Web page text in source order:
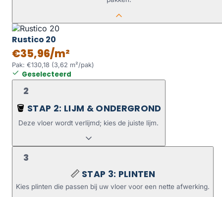
Rustico 20
€35,96/m²
Pak: €130,18 (3,62 m²/pak)
Geselecteerd
2
🪣 STAP 2: LIJM & ONDERGROND
Deze vloer wordt verlijmd; kies de juiste lijm.
3
📏 STAP 3: PLINTEN
Kies plinten die passen bij uw vloer voor een nette afwerking.